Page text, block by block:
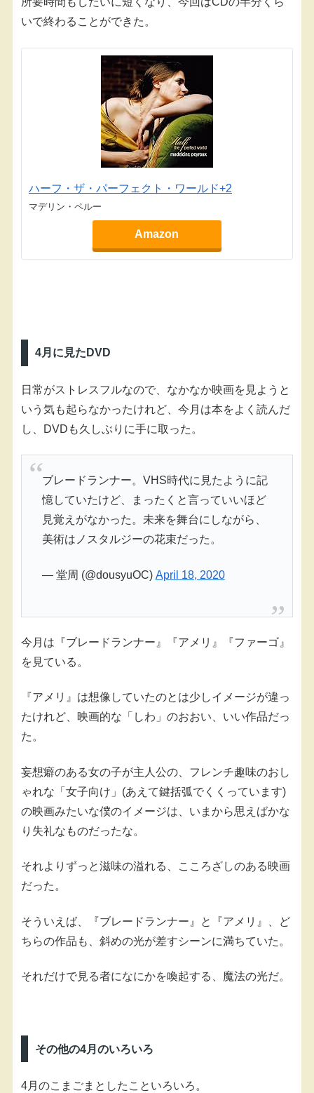
いで終わることができた。
ハーフ・ザ・パーフェクト・ワールド+2
マデリン・ペルー
Amazon
4月に見たDVD
日常がストレスフルなので、なかなか映画を見ようと
いう気も起らなかったけれど、今月は本をよく読んだ
し、DVDも久しぶりに手に取った。
ブレードランナー。VHS時代に見たように記
憶していたけど、まったくと言っていいほど
見覚えがなかった。未来を舞台にしながら、
美術はノスタルジーの花束だった。
— 堂周 (@dousyuOC) April 18, 2020
今月は『ブレードランナー』『アメリ』『ファーゴ』
を見ている。
『アメリ』は想像していたのとは少しイメージが違っ
たけれど、映画的な「しわ」のおおい、いい作品だっ
た。
妄想癖のある女の子が主人公の、フレンチ趣味のおし
ゃれな「女子向け」(あえて鍵括弧でくくっています)
の映画みたいな僕のイメージは、いまから思えばかな
り失礼なものだったな。
それよりずっと滋味の溢れる、こころざしのある映画
だった。
そういえば、『ブレードランナー』と『アメリ』、ど
ちらの作品も、斜めの光が差すシーンに満ちていた。
それだけで見る者になにかを喚起する、魔法の光だ。
その他の4月のいろいろ
4月のこまごまとしたこといろいろ。